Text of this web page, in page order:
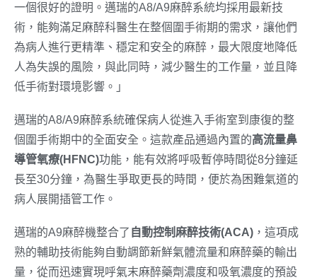
一個很好的證明。邁瑞的A8/A9麻醉系統均採用最新技
術，能夠滿足麻醉科醫生在整個圍手術期的需求，讓他們
為病人進行更精準、穩定和安全的麻醉，最大限度地降低
人為失誤的風險，與此同時，減少醫生的工作量，並且降
低手術對環境影響。」
邁瑞的A8/A9麻醉系統確保病人從進入手術室到康復的整
個圍手術期中的全面安全。這款產品通過內置的高流量鼻
導管氧療(HFNC)功能，能有效將呼吸暫停時間從8分鐘延
長至30分鐘，為醫生爭取更長的時間，便於為困難氣道的
病人展開插管工作。
邁瑞的A9麻醉機整合了 自動控制麻醉技術(ACA) ，這項成
熟的輔助技術能夠自動調節新鮮氣體流量和麻醉藥的輸出
量，從而迅速實現呼氣末麻醉藥劑濃度和吸氧濃度的預設